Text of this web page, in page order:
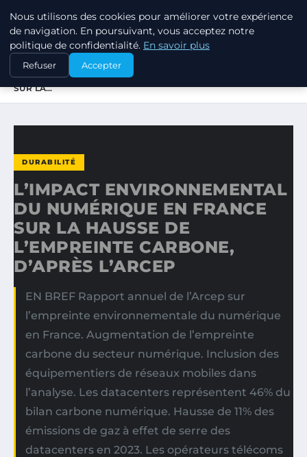
RSE ENJEUX
ACCUEIL
DURABILITÉ
L’IMPACT ENVIRONNEMENTAL DU NUMÉRIQUE EN FRANCE
SUR LA…
DURABILITÉ
L’IMPACT ENVIRONNEMENTAL
DU NUMÉRIQUE EN FRANCE
SUR LA HAUSSE DE
L’EMPREINTE CARBONE,
D’APRÈS L’ARCEP
EN BREF Rapport annuel de l’Arcep sur
l’empreinte environnementale du numérique
en France. Augmentation de l’empreinte
carbone du secteur numérique. Inclusion des
équipementiers de réseaux mobiles dans
l’analyse. Les datacenters représentent 46% du
bilan carbone numérique. Hausse de 11% des
émissions de gaz à effet de serre des
datacenters en 2023. Les opérateurs télécoms
Nous utilisons des cookies pour améliorer votre expérience
de navigation. En poursuivant, vous acceptez notre
politique de confidentialité. En savoir plus
Refuser Accepter